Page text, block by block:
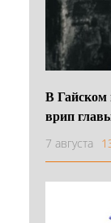
В Гайском
врип
7 августа